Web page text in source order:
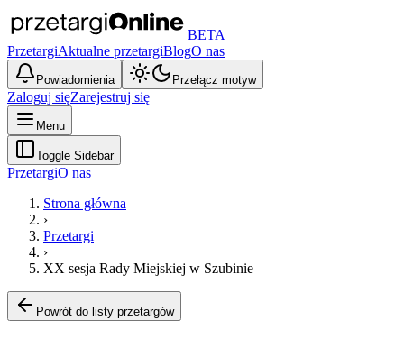
BETA
PrzetargiAktualne przetargiBlogO nas
Powiadomienia Przełącz motyw
Zaloguj sięZarejestruj się
Menu
Toggle Sidebar
PrzetargiO nas
Strona główna
›
Przetargi
›
XX sesja Rady Miejskiej w Szubinie
Powrót do listy przetargów